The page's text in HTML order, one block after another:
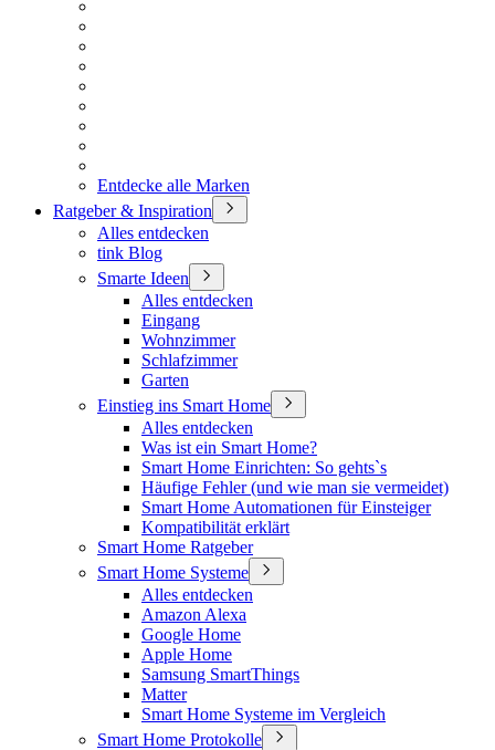
Entdecke alle Marken
Ratgeber & Inspiration
Alles entdecken
tink Blog
Smarte Ideen
Alles entdecken
Eingang
Wohnzimmer
Schlafzimmer
Garten
Einstieg ins Smart Home
Alles entdecken
Was ist ein Smart Home?
Smart Home Einrichten: So gehts`s
Häufige Fehler (und wie man sie vermeidet)
Smart Home Automationen für Einsteiger
Kompatibilität erklärt
Smart Home Ratgeber
Smart Home Systeme
Alles entdecken
Amazon Alexa
Google Home
Apple Home
Samsung SmartThings
Matter
Smart Home Systeme im Vergleich
Smart Home Protokolle